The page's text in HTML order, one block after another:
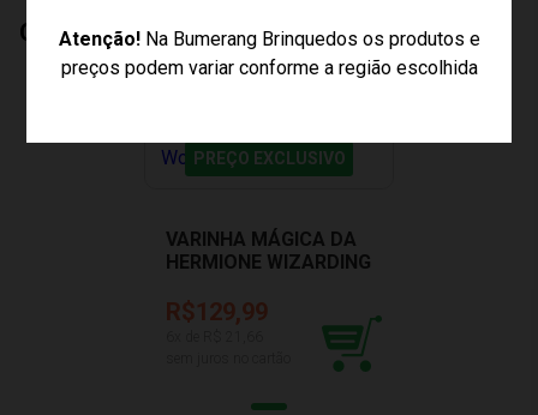
Atenção!Na Bumerang Brinquedos os produtos e
preços podem variar conforme a região escolhida
Quem Comprou, Também Levou
PREÇO EXCLUSIVO
VARINHA MÁGICA DA
HERMIONE WIZARDING
R$129,99